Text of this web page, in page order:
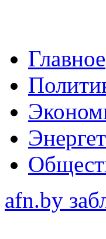
Главное
afn.by